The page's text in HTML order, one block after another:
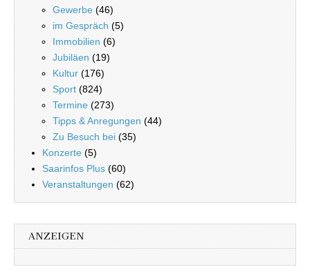
Gewerbe (46)
im Gespräch (5)
Immobilien (6)
Jubiläen (19)
Kultur (176)
Sport (824)
Termine (273)
Tipps & Anregungen (44)
Zu Besuch bei (35)
Konzerte (5)
Saarinfos Plus (60)
Veranstaltungen (62)
ANZEIGEN